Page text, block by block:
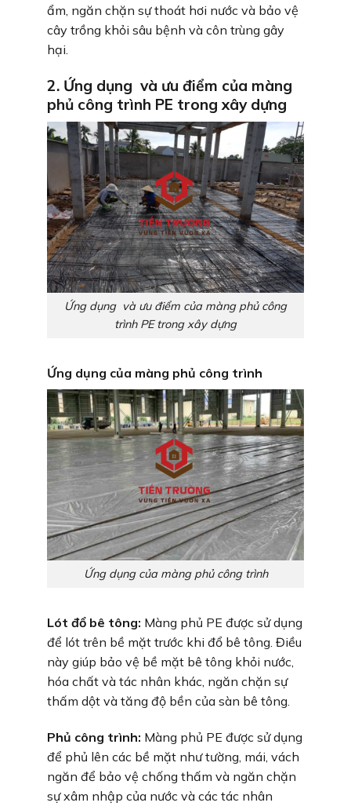
ẩm, ngăn chặn sự thoát hơi nước và bảo vệ
cây trồng khỏi sâu bệnh và côn trùng gây
hại.
2. Ứng dụng và ưu điểm của màng
phủ công trình PE trong xây dựng
Ứng dụng và ưu điểm của màng phủ công
trình PE trong xây dựng
Ứng dụng của màng phủ công trình
Ứng dụng của màng phủ công trình
Lót đổ bê tông: Màng phủ PE được sử dụng
để lót trên bề mặt trước khi đổ bê tông. Điều
này giúp bảo vệ bề mặt bê tông khỏi nước,
hóa chất và tác nhân khác, ngăn chặn sự
thấm dột và tăng độ bền của sàn bê tông.
Phủ công trình: Màng phủ PE được sử dụng
để phủ lên các bề mặt như tường, mái, vách
ngăn để bảo vệ chống thấm và ngăn chặn
sự xâm nhập của nước và các tác nhân